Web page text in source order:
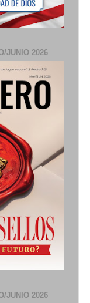
JUNIO 2026
JUNIO 2026